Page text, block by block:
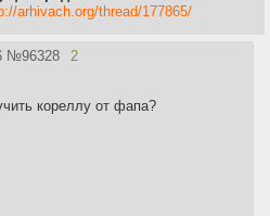
arhivach.org/thread/177865/
№96328 2
кореллу от фапа?